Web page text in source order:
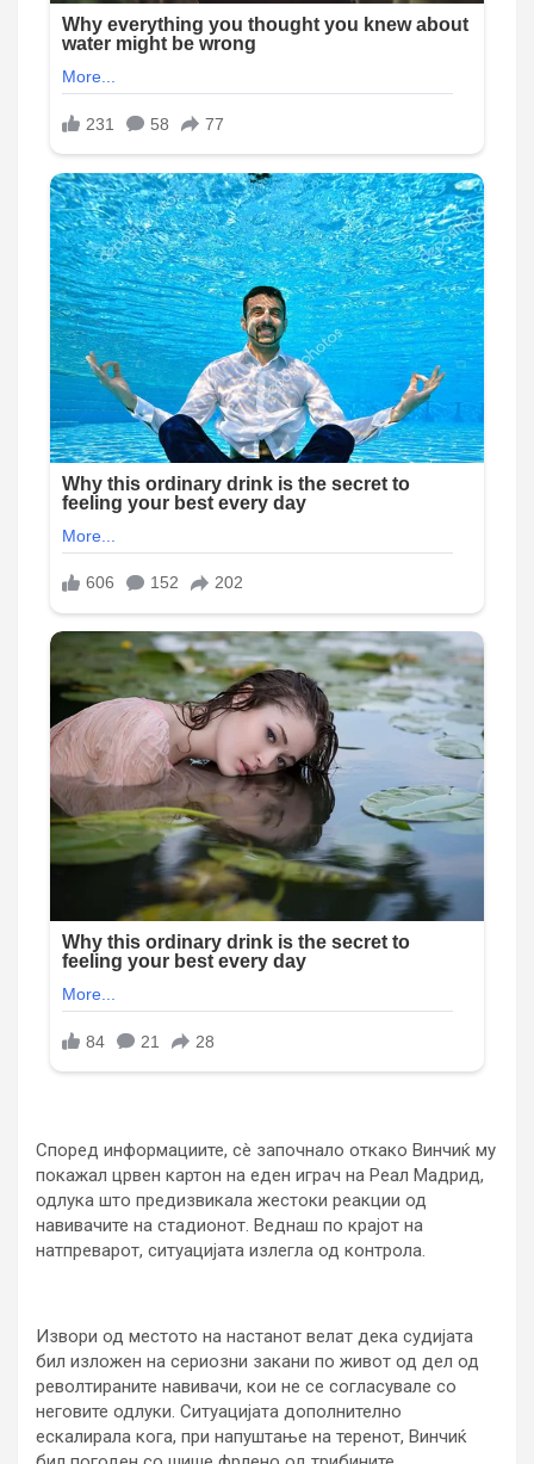
Според информациите, сè започнало откако Винчиќ му
покажал црвен картон на еден играч на Реал Мадрид,
одлука што предизвикала жестоки реакции од
навивачите на стадионот. Веднаш по крајот на
натпреварот, ситуацијата излегла од контрола.
Извори од местото на настанот велат дека судијата
бил изложен на сериозни закани по живот од дел од
револтираните навивачи, кои не се согласувале со
неговите одлуки. Ситуацијата дополнително
ескалирала кога, при напуштање на теренот, Винчиќ